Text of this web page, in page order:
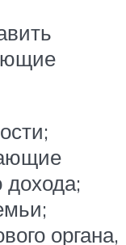
дохода;
органа,